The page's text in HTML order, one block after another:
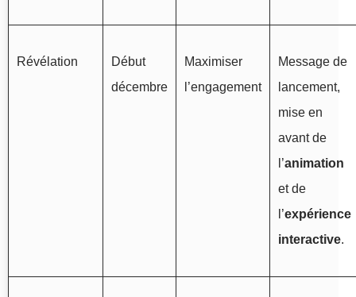
Révélation
Début
décembre
Maximiser
l’engagement
Message de
lancement,
mise en
avant de
l’animation
et de
l’expérience
interactive.